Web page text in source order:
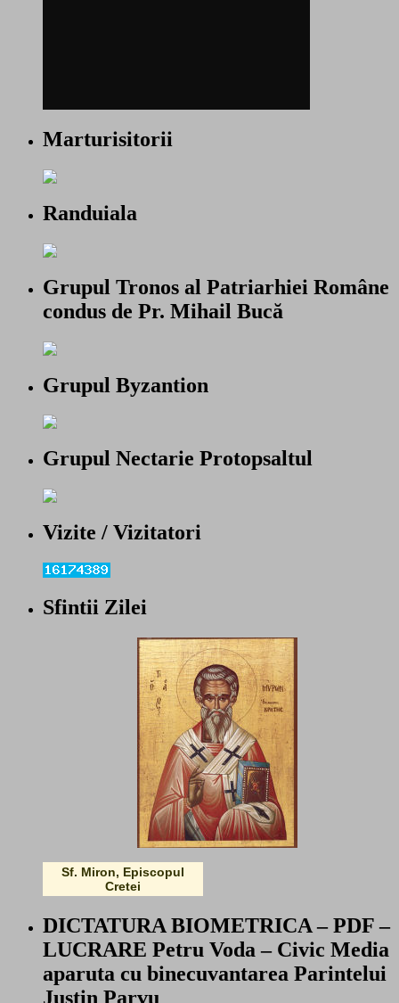
Marturisitorii
Randuiala
Grupul Tronos al Patriarhiei Române
condus de Pr. Mihail Bucă
Grupul Byzantion
Grupul Nectarie Protopsaltul
Vizite / Vizitatori
Sfintii Zilei
Sf. Miron, Episcopul
Cretei
DICTATURA BIOMETRICA – PDF –
LUCRARE Petru Voda – Civic Media
aparuta cu binecuvantarea Parintelui
Justin Parvu